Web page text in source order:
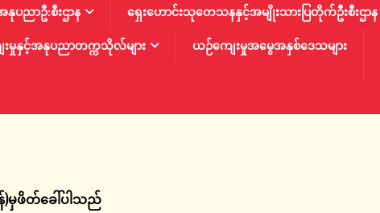
နုပညာဦ:စီးဌာန
ရှေးဟောင်းသုတေသနနှင့်အမျိုးသားပြတိုက်ဦးစီးဌာန
မှုနှင့်အနုပညာတက္ကသိုလ်များ ယဉ်ကျေးမှုအမွေအနှစ်ဒေသများ
မှဖိတ်ခေါ်ပါသည်